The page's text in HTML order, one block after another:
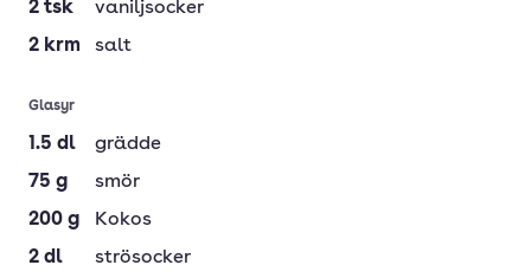
2 tsk
vaniljsocker
2 krm salt
Glasyr
1.5 dl
grädde
75 g
smör
200 g
Kokos
2 dl
strösocker